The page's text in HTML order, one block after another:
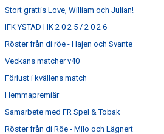
Stort grattis Love, William och Julian!
IFK YSTAD HK 2 0 2 5 / 2 0 2 6
Röster från di röe - Hajen och Svante
Veckans matcher v40
Förlust i kvällens match
Hemmapremiär
Samarbete med FR Spel & Tobak
Röster från di Röe - Milo och Lägnert